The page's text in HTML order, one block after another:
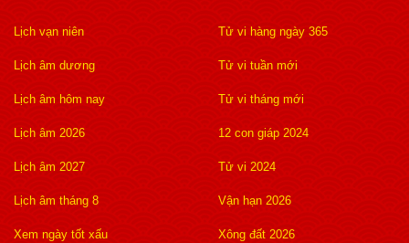
Lịch vạn niên
Lịch âm dương
Lịch âm hôm nay
Lịch âm 2026
Lịch âm 2027
Lịch âm tháng 8
Xem ngày tốt xấu
Tử vi hàng ngày 365
Tử vi tuần mới
Tử vi tháng mới
12 con giáp 2024
Tử vi 2024
Vận hạn 2026
Xông đất 2026